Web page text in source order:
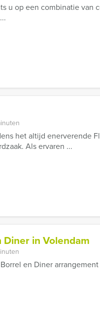
u op een combinatie
het altijd enerverende
Als ervaren ...
in Volendam
en Diner